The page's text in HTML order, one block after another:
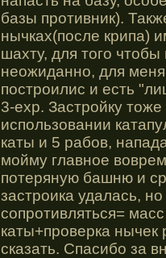
базы противник).
нычках(после крипа)
шахту, для того
неожиданно, для
построилис и есть
3-ехр. Застройку
использовании
каты и 5 рабов,
мойму главное
потеряную башню и
застроика удалась,
сопротивляться=
каты+проверка нычек
сказать. Спасибо за